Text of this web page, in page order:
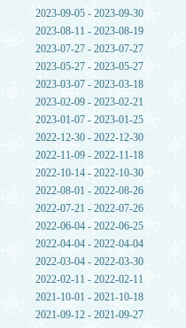
2023-09-05 - 2023-09-30
2023-08-11 - 2023-08-19
2023-07-27 - 2023-07-27
2023-05-27 - 2023-05-27
2023-03-07 - 2023-03-18
2023-02-09 - 2023-02-21
2023-01-07 - 2023-01-25
2022-12-30 - 2022-12-30
2022-11-09 - 2022-11-18
2022-10-14 - 2022-10-30
2022-08-01 - 2022-08-26
2022-07-21 - 2022-07-26
2022-06-04 - 2022-06-25
2022-04-04 - 2022-04-04
2022-03-04 - 2022-03-30
2022-02-11 - 2022-02-11
2021-10-01 - 2021-10-18
2021-09-12 - 2021-09-27